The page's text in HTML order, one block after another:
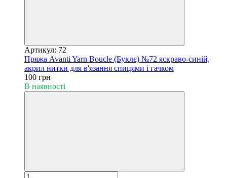
Артикул: 72
Пряжа Avanti Yarn Boucle (Буклє) №72 яскраво-синій,
акрил нитки для в'язання спицями і гачком
100 грн
В наявності